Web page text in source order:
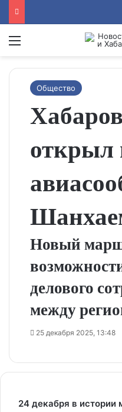
Menu
Общество
открыл
Новый
делового
между
25 декабря 2025, 13:48
24 декабря в истории